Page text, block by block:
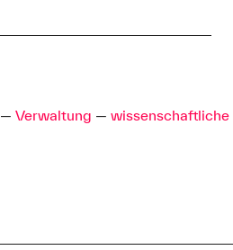
—Verwaltung —wissenschaftliche